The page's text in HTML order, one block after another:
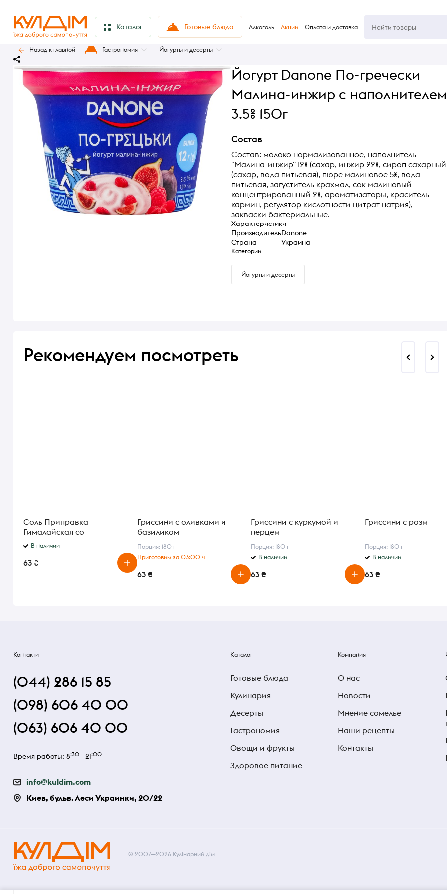
Каталог Готовые блюда Алкоголь Акции Оплата и доставка
Назад к главной Гастрономия Йогурты и десерты
Йогурт Danone По-гречески
Малина-инжир с наполнителем
3.5% 150г
Состав
Состав: молоко нормализованное, наполнитель
"Малина-инжир" 12% (сахар, инжир 22%, сироп сахарный
(сахар, вода питьевая), пюре малиновое 5%, вода
питьевая, загуститель крахмал, сок малиновый
концентрированный 2%, ароматизаторы, краситель
кармин, регулятор кислотности цитрат натрия),
закваски бактериальные.
Характеристики
ПроизводительDanone
Страна
Украина
Категории
Йогурты и десерты
Рекомендуем посмотреть
Соль Приправка
Гималайская со
средиземноморскими
В наличии
63 ₴
Гриссини с оливками и
базиликом
Порция: 180 г
Приготовим за 03:00 ч
63 ₴
Гриссини с куркумой и
перцем
Порция: 180 г
В наличии
63 ₴
Гриссини с
Порция: 180 г
В наличии
63 ₴
Контакти
(044) 286 15 85
(098) 606 40 00
(063) 606 40 00
Время работы: 8:30—21:00
info@kuldim.com
Киев, бульв. Леси Украинки, 20/22
Каталог
Готовые блюда
Кулинария
Десерты
Гастрономия
Овощи и фрукты
Здоровое питание
Компания
О нас
Новости
Мнение сомелье
Наши рецепты
Контакты
© 2007—2026 Кулінарний дім